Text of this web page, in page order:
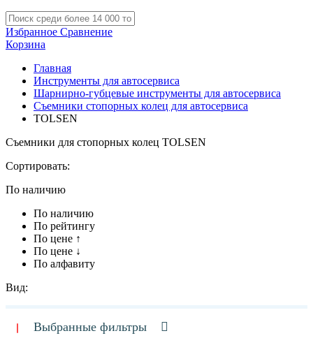
Избранное Сравнение
Корзина
Главная
Инструменты для автосервиса
Шарнирно-губцевые инструменты для автосервиса
Съемники стопорных колец для автосервиса
TOLSEN
Съемники для стопорных колец TOLSEN
Сортировать:
По наличию
По наличию
По рейтингу
По цене ↑
По цене ↓
По алфавиту
Вид:
Выбранные фильтры